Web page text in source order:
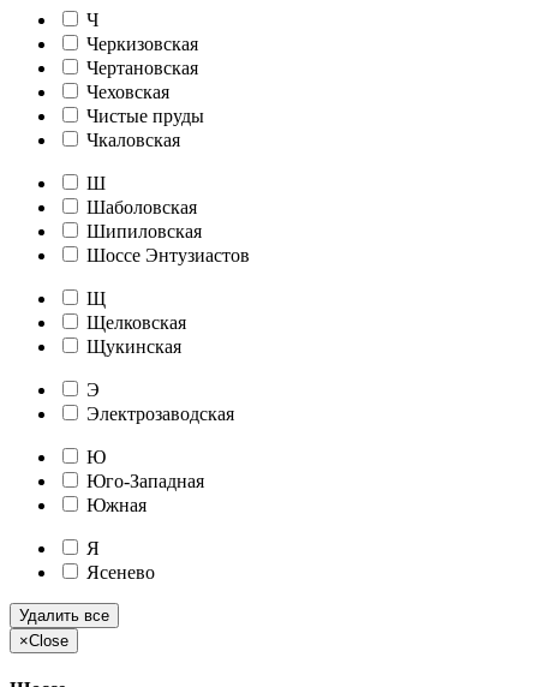
Ч
Черкизовская
Чертановская
Чеховская
Чистые пруды
Чкаловская
Ш
Шаболовская
Шипиловская
Шоссе Энтузиастов
Щ
Щелковская
Щукинская
Э
Электрозаводская
Ю
Юго-Западная
Южная
Я
Ясенево
Удалить все
×Close